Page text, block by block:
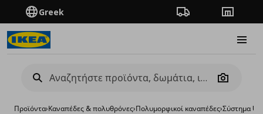
Greek Πορεία παραγγελίας
Camera
Προϊόντα›Καναπέδες & πολυθρόνες›Πολυμορφικοί καναπέδες›Σύστημα